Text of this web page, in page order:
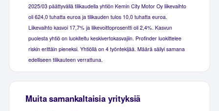
2025/03 päättyvällä tilikaudella yhtiön Kemin City Motor Oy liikevaihto
oli 624,0 tuhatta euroa ja tilikauden tulos 10,0 tuhatta euroa.
Liikevaihto kasvoi 17,7% ja liikevoittoprosentti oli 2,4%. Kasvun
puolesta yhtiö on luokiteltu keskivertokasvajiin. Profinder luokittelee
riskin erittäin pieneksi. Yhtiöllä on 4 työntekijää. Määrä säilyi samana
edelliseen tilikauteen verrattuna.
Muita samankaltaisia yrityksiä